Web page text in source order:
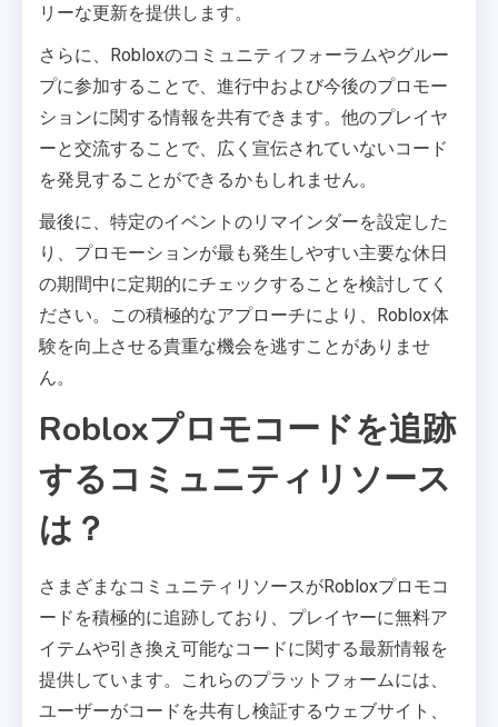
リーな更新を提供します。
さらに、Robloxのコミュニティフォーラムやグルー
プに参加することで、進行中および今後のプロモー
ションに関する情報を共有できます。他のプレイヤ
ーと交流することで、広く宣伝されていないコード
を発見することができるかもしれません。
最後に、特定のイベントのリマインダーを設定した
り、プロモーションが最も発生しやすい主要な休日
の期間中に定期的にチェックすることを検討してく
ださい。この積極的なアプローチにより、Roblox体
験を向上させる貴重な機会を逃すことがありませ
ん。
Robloxプロモコードを追跡
するコミュニティリソース
は？
さまざまなコミュニティリソースがRobloxプロモコ
ードを積極的に追跡しており、プレイヤーに無料ア
イテムや引き換え可能なコードに関する最新情報を
提供しています。これらのプラットフォームには、
ユーザーがコードを共有し検証するウェブサイト、